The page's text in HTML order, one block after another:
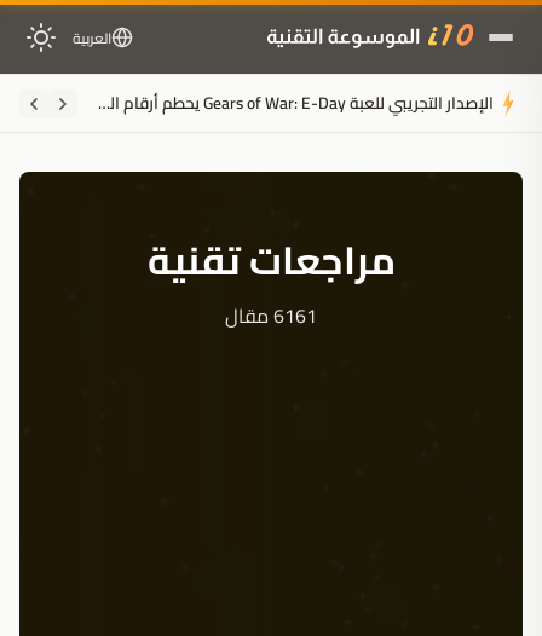
العربية
كيف أعادت لعبة Five Nights at Freddy's صياغة
مراجعات تقنية
6161 مقال